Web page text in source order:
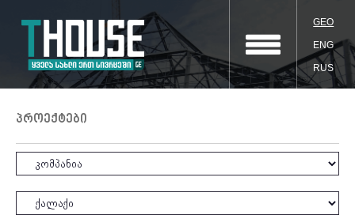
GEO
ENG
RUS
პროექტები